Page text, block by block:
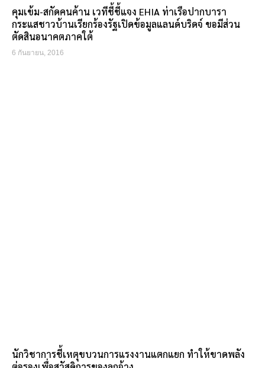
คุมเข้ม-สกัดคนค้าน เวทีชี้ชี้แจง EHIA ท่าเรือปากบารา
กระแสชาวบ้านเรียกร้องรัฐเปิดข้อมูลแลนด์บริดจ์ ขอมีส่วน
ตัดสินอนาคตภาคใต้
6 กันยายน, 2016
นักวิชาการชี้เหตุขบวนการแรงงานแตกแยก ทำให้ขาดพลัง